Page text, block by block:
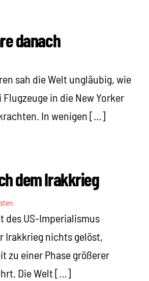
danach
sah die Welt ungläubig, wie
in die New Yorker
In wenigen […]
dem Irakkrieg
des US-Imperialismus
Irakkrieg nichts gelöst,
zu einer Phase größerer
Die Welt […]